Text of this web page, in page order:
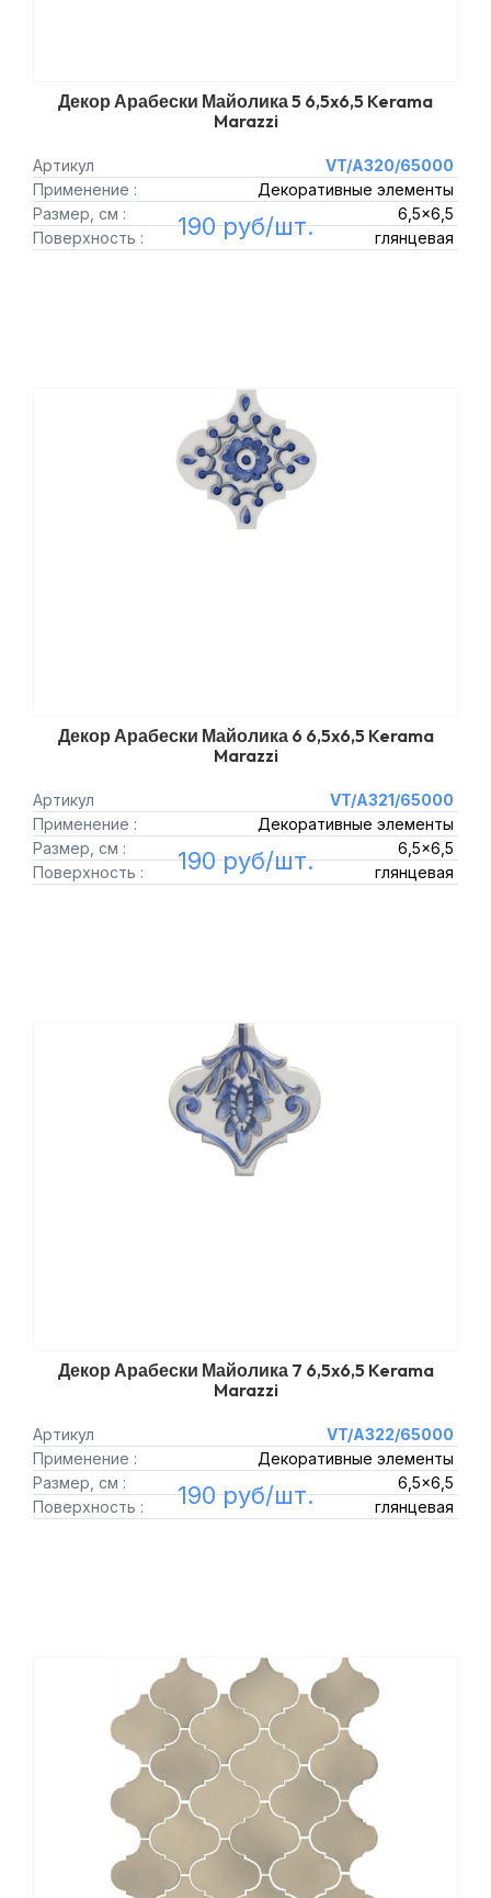
Декор Арабески Майолика 5 6,5x6,5 Kerama
Marazzi
Артикул
VT/A320/65000
Применение :
Декоративные элементы
Размер, см :
6,5x6,5
Поверхность :
глянцевая
190 руб/шт.
Декор Арабески Майолика 6 6,5x6,5 Kerama
Marazzi
Артикул
VT/A321/65000
Применение :
Декоративные элементы
Размер, см :
6,5x6,5
Поверхность :
глянцевая
190 руб/шт.
Декор Арабески Майолика 7 6,5x6,5 Kerama
Marazzi
Артикул
VT/A322/65000
Применение :
Декоративные элементы
Размер, см :
6,5x6,5
Поверхность :
глянцевая
190 руб/шт.